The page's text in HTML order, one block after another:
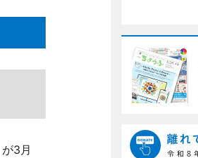
3月